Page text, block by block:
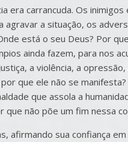
era carrancuda. Os
a situação, os
está o seu Deus? Por
ainda fazem, para nos
a violência, a
que ele não se
que assola a
não põe um fim nessa
afirmando sua confiança